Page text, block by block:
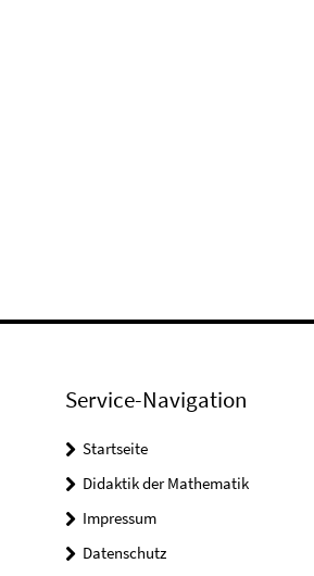
Service-Navigation
Startseite
Didaktik der Mathematik
Impressum
Datenschutz